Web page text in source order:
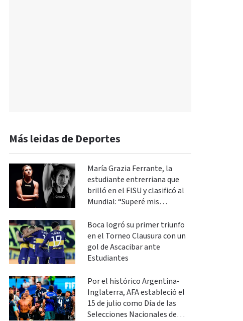
Más leidas de Deportes
María Grazia Ferrante, la
estudiante entrerriana que
brilló en el FISU y clasificó al
Mundial: “Superé mis
Boca logró su primer triunfo
en el Torneo Clausura con un
gol de Ascacibar ante
Estudiantes
Por el histórico Argentina-
Inglaterra, AFA estableció el
15 de julio como Día de las
Selecciones Nacionales de